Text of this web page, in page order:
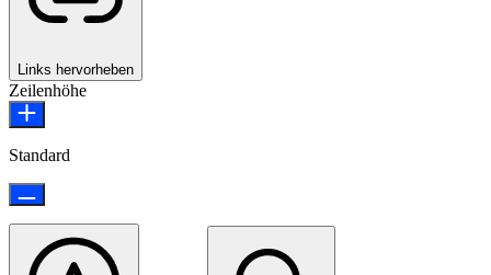
Links hervorheben
Zeilenhöhe
Standard